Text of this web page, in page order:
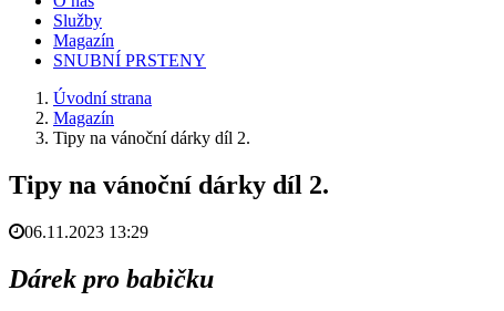
Služby
Magazín
SNUBNÍ PRSTENY
Úvodní strana
Magazín
Tipy na vánoční dárky díl 2.
Tipy na vánoční dárky díl 2.
06.11.2023 13:29
Dárek pro babičku